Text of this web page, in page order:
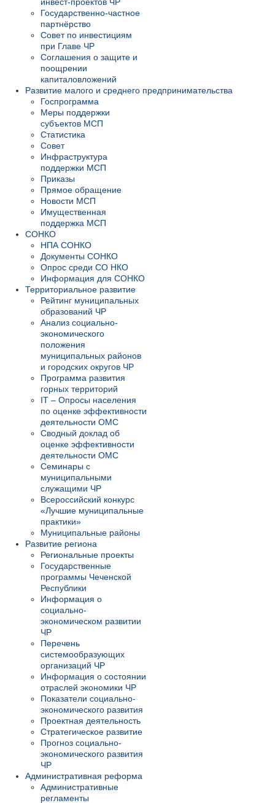
инвест-проектов ЧР
Государственно-частное
партнёрство
Совет по инвестициям
при Главе ЧР
Соглашения о защите и
поощрении
капиталовложений
Развитие малого и среднего предпринимательства
Госпрограмма
Меры поддержки
субъектов МСП
Статистика
Совет
Инфраструктура
поддержки МСП
Приказы
Прямое обращение
Новости МСП
Имущественная
поддержка МСП
СОНКО
НПА СОНКО
Документы СОНКО
Опрос среди СО НКО
Информация для СОНКО
Территориальное развитие
Рейтинг муниципальных
образований ЧР
Анализ социально-
экономического
положения
муниципальных районов
и городских округов ЧР
Программа развития
горных территорий
IT – Опросы населения
по оценке эффективности
деятельности ОМС
Сводный доклад об
оценке эффективности
деятельности ОМС
Семинары с
муниципальными
служащими ЧР
Всероссийский конкурс
«Лучшие муниципальные
практики»
Муниципальные районы
Развитие региона
Региональные проекты
Государственные
программы Чеченской
Республики
Информация о
социально-
экономическом развитии
ЧР
Перечень
системообразующих
организаций ЧР
Информация о состоянии
отраслей экономики ЧР
Показатели социально-
экономического развития
Проектная деятельность
Стратегическое развитие
Прогноз социально-
экономического развития
ЧР
Административная реформа
Административные
регламенты